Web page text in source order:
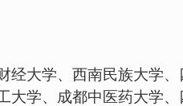
大学、西南民族大学、
学、成都中医药大学、